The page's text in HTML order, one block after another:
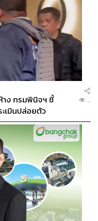
าง กรมพินิจฯ ชี้
เมินปล่อยตัว
...